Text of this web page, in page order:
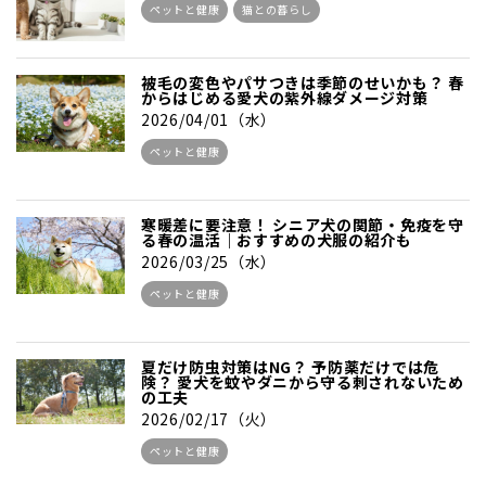
ペットと健康 猫との暮らし
被毛の変色やパサつきは季節のせいかも？ 春
からはじめる愛犬の紫外線ダメージ対策
2026/04/01（水）
ペットと健康
寒暖差に要注意！ シニア犬の関節・免疫を守
る春の温活｜おすすめの犬服の紹介も
2026/03/25（水）
ペットと健康
夏だけ防虫対策はNG？ 予防薬だけでは危
険？ 愛犬を蚊やダニから守る刺されないため
の工夫
2026/02/17（火）
ペットと健康